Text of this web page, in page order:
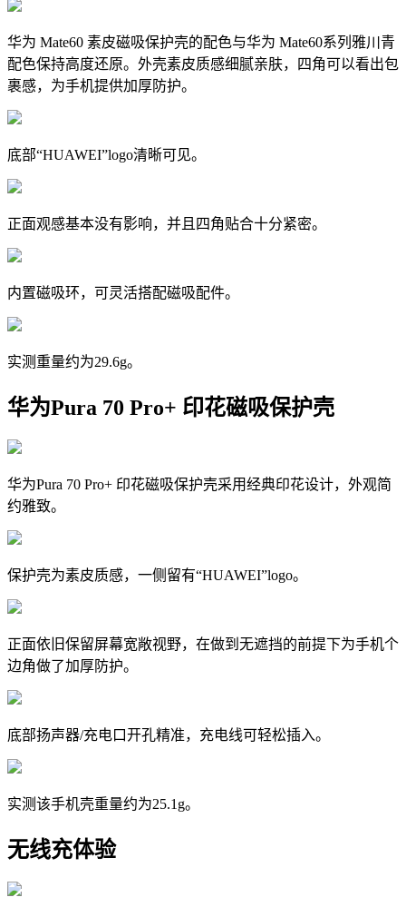
华为 Mate60 素皮磁吸保护壳的配色与华为 Mate60系列 雅川青
配色保持高度还原。外壳素皮质感细腻亲肤，四角可以看出包
裹感，为手机提供加厚防护。
底部“HUAWEI”logo清晰可见。
正面观感基本没有影响，并且四角贴合十分紧密。
内置磁吸环，可灵活搭配磁吸配件。
实测重量约为29.6g。
华为Pura 70 Pro+ 印花磁吸保护壳
华为Pura 70 Pro+ 印花磁吸保护壳采用经典印花设计，外观简
约雅致。
保护壳为素皮质感，一侧留有“HUAWEI”logo。
正面依旧保留屏幕宽敞视野，在做到无遮挡的前提下为手机个
边角做了加厚防护。
底部扬声器/充电口开孔精准，充电线可轻松插入。
实测该手机壳重量约为25.1g。
无线充体验